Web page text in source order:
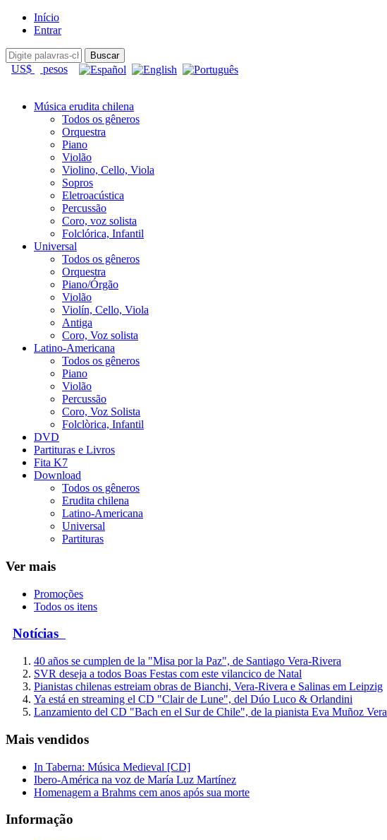
Início
Entrar
US$ pesos
Música erudita chilena
Todos os gêneros
Orquestra
Piano
Violão
Violino, Cello, Viola
Sopros
Eletroacústica
Percussão
Coro, voz solista
Folclórica, Infantil
Universal
Todos os gêneros
Orquestra
Piano/Órgão
Violão
Violín, Cello, Viola
Antiga
Coro, Voz solista
Latino-Americana
Todos os gêneros
Piano
Violão
Percussão
Coro, Voz Solista
Folclòrica, Infantil
DVD
Partituras e Livros
Fita K7
Download
Todos os gêneros
Erudita chilena
Latino-Americana
Universal
Partituras
Ver mais
Promoções
Todos os itens
Notícias
40 años se cumplen de la "Misa por la Paz", de Santiago Vera-Rivera
SVR deseja a todos Boas Festas com este vilancico de Natal
Pianistas chilenas estreiam obras de Bianchi, Vera-Rivera e Salinas em Leipzig
Ya está en streaming el CD "Clair de Lune", del Dúo Luco & Orlandini
Lanzamiento del CD "Bach en el Sur de Chile", de la pianista Eva Muñoz Vera
Mais vendidos
In Taberna: Música Medieval [CD]
Ibero-América na voz de María Luz Martínez
Homenagem a Brahms cem anos após sua morte
Informação